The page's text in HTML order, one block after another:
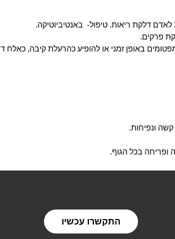
דלקת ריאות. טיפול- באנטיביוטיקה.
פרקים.
באופן זמני או להופיע כהרעלת קיבה, כאלח דם
ונפיחות.
ופריחה בכל הגוף.
התקשרו עכשיו